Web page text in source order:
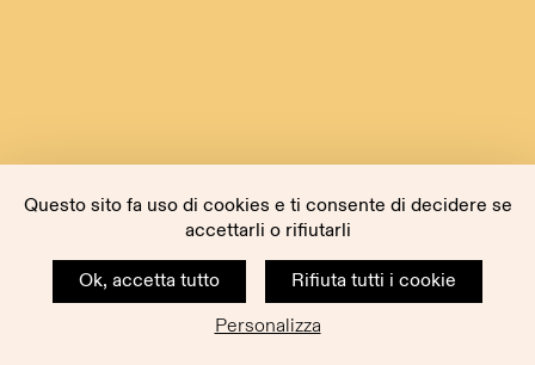
Questo sito fa uso di cookies e ti consente di decidere se
accettarli o rifiutarli
Ok, accetta tutto
Rifiuta tutti i cookie
Personalizza